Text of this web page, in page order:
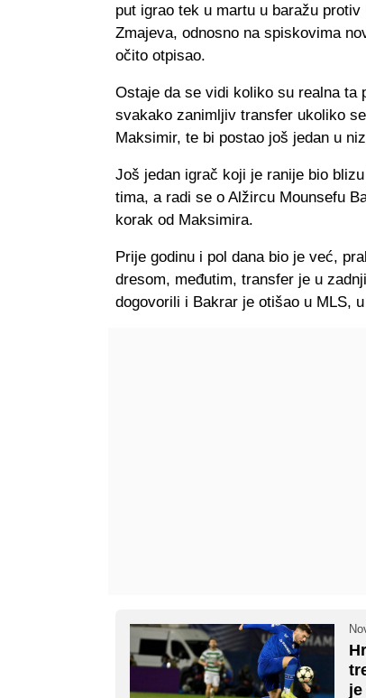
put igrao tek u martu u baražu
Zmajeva, odnosno na spiskovima
očito otpisao.
Ostaje da se vidi koliko su realna ta
svakako zanimljiv transfer ukoliko
Maksimir, te bi postao još jedan u
Još jedan igrač koji je ranije bio
tima, a radi se o Alžircu Mounsefu
korak od Maksimira.
Prije godinu i pol dana bio je već,
dresom, međutim, transfer je u
dogovorili i Bakrar je otišao u MLS,